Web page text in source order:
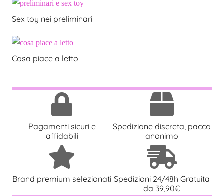
Sex toy nei preliminari
Cosa piace a letto
Pagamenti sicuri e
affidabili
Spedizione discreta, pacco
anonimo
Brand premium selezionati Spedizioni 24/48h Gratuita
da 39,90€